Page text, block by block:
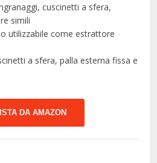
cuscinetti a sfera,
simili
utilizzabile come estrattore
a sfera, palla esterna fissa e
DA AMAZON